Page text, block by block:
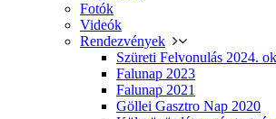
Fotók
Videók
Rendezvények
Szüreti Felvonulás 2024.
Falunap 2023
Falunap 2021
Göllei Gasztro Nap 2020